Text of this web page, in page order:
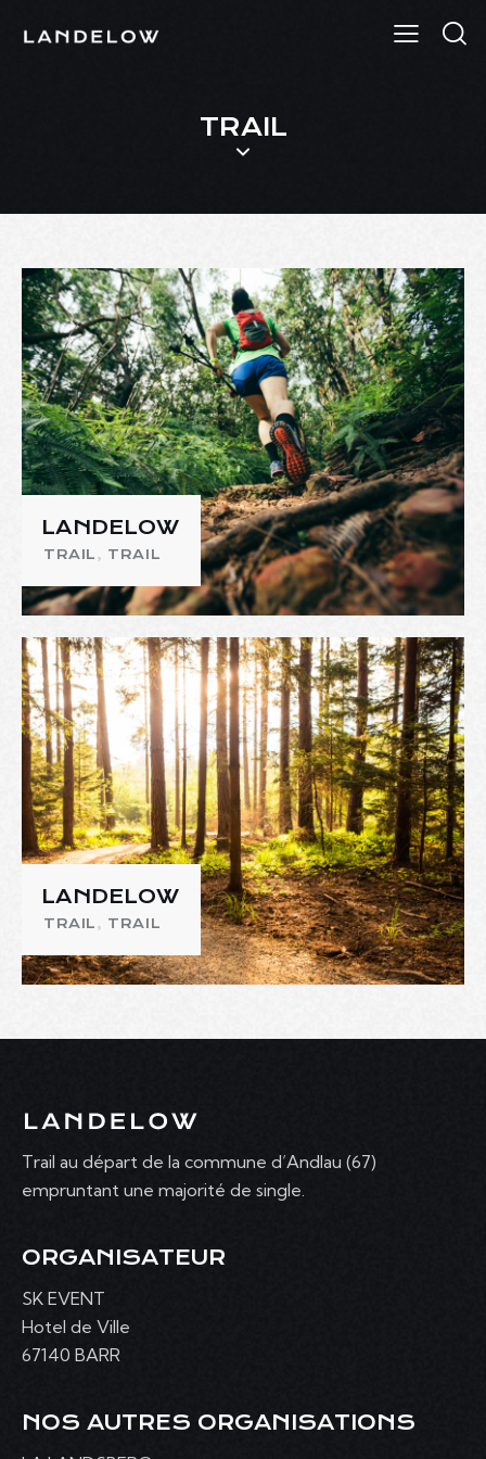
TRAIL
LANDELOW
TRAIL , TRAIL
LANDELOW
TRAIL , TRAIL
Trail au départ de la commune d’Andlau (67)
empruntant une majorité de single.
ORGANISATEUR
SK EVENT
Hotel de Ville
67140 BARR
NOS AUTRES ORGANISATIONS